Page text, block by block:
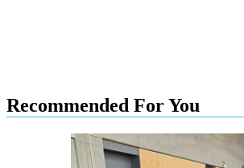
Recommended For You